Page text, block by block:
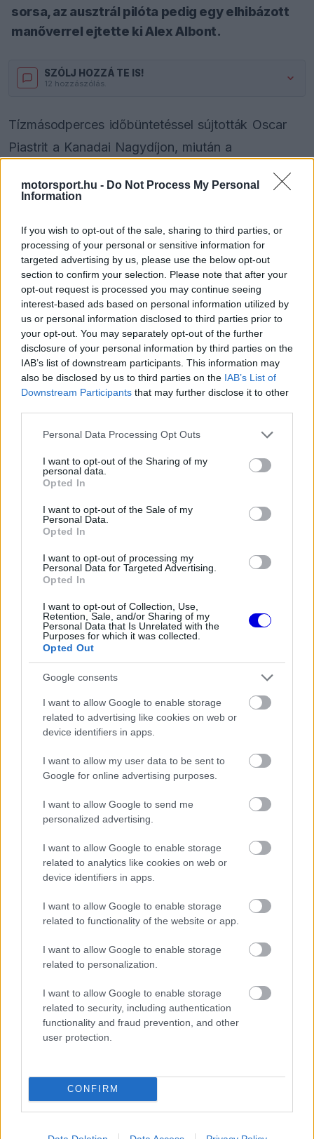
motorsport.hu - Do Not Process My Personal
Information
If you wish to opt-out of the sale, sharing to third parties, or
processing of your personal or sensitive information for
targeted advertising by us, please use the below opt-out
section to confirm your selection. Please note that after your
opt-out request is processed you may continue seeing
interest-based ads based on personal information utilized by
us or personal information disclosed to third parties prior to
your opt-out. You may separately opt-out of the further
disclosure of your personal information by third parties on the
IAB’s list of downstream participants. This information may
also be disclosed by us to third parties on the IAB’s List of
Downstream Participants that may further disclose it to other
Please note that this website/app uses one or more Google
not limited to your visit or usage behaviour. You may click to
grant or deny consent to Google and its third-party tags to
use your data for below specified purposes in below Google
consent section.
Personal Data Processing Opt Outs
I want to opt-out of the Sharing of my
personal data.
Opted In
I want to opt-out of the Sale of my
Personal Data.
Opted In
I want to opt-out of processing my
Personal Data for Targeted Advertising.
Opted In
I want to opt-out of Collection, Use,
Retention, Sale, and/or Sharing of my
Personal Data that Is Unrelated with the
Purposes for which it was collected.
Opted Out
Google consents
I want to allow Google to enable storage
related to advertising like cookies on web or
device identifiers in apps.
I want to allow my user data to be sent to
Google for online advertising purposes.
I want to allow Google to send me
personalized advertising.
I want to allow Google to enable storage
related to analytics like cookies on web or
device identifiers in apps.
I want to allow Google to enable storage
related to functionality of the website or app.
I want to allow Google to enable storage
related to personalization.
I want to allow Google to enable storage
related to security, including authentication
functionality and fraud prevention, and other
user protection.
CONFIRM
sorsa, az ausztrál pilóta pedig egy elhibázott
manőverrel ejtette ki Alex Albont.
SZÓLJ HOZZÁ TE IS!
12 hozzászólás.
Tízmásodperces időbüntetéssel sújtották Oscar
Piastrit a Kanadai Nagydíjon, miután a
versenybírók őt találták vétkesnek az Alex Albon
kiesését eredményező ütközésben. A McLaren
Williams versenyzőjét, ám túlságosan mélyet
fékezett, így egyenesen belerohant az FW48-as
oldalába.
A baleset következtében a thai-brit pilóta autója
olyan súlyosan megsérült, hogy kénytelen volt
feladni a küzdelmet. Az ausztrál versenyző ugyan
folytatni tudta a futamot, de egy új első szárnyért
neki is a bokszutcába kellett hajtania, a felügyelők
pedig hamarosan a tízmásodperces szankciót is
kiosztották számára.
Video
Player
is
This
modal
window.
The media could not be loaded, either because
the server or network failed or because the format
A wokingiak számára már a rajt pillanatában
elkezdett rémálommá válni a montreali délután.
Piastri és csapattársa,Lando Norrisis átmeneti
pedig rendkívül drágának bizonyult.
EZEKET IS AJÁNLJUK
FORMA-1
A McLaren korábbi szerelője
kitálalt Hamilton F1-es
Újra harcban a győzelemért – ez
hozza meg Lewis Hamilton
FORMA-1
A Circuit Gilles Villeneuve aszfaltja ugyan